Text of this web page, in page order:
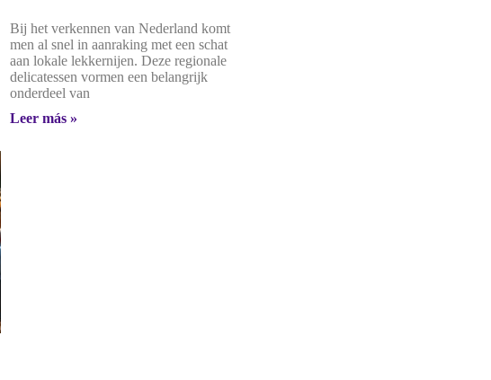
Bij het verkennen van Nederland komt
men al snel in aanraking met een schat
aan lokale lekkernijen. Deze regionale
delicatessen vormen een belangrijk
onderdeel van
Leer más »